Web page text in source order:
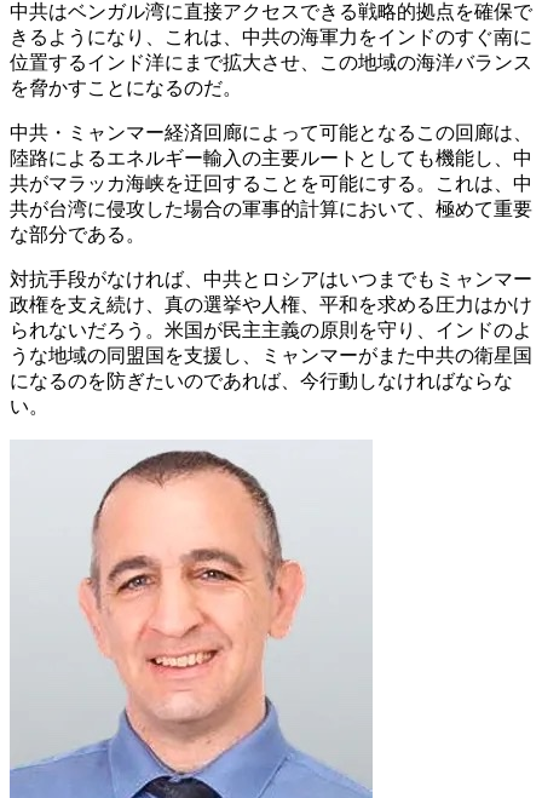
中共はベンガル湾に直接アクセスできる戦略的拠点を確保で
きるようになり、これは、中共の海軍力をインドのすぐ南に
位置するインド洋にまで拡大させ、この地域の海洋バランス
を脅かすことになるのだ。
中共・ミャンマー経済回廊によって可能となるこの回廊は、
陸路によるエネルギー輸入の主要ルートとしても機能し、中
共がマラッカ海峡を迂回することを可能にする。これは、中
共が台湾に侵攻した場合の軍事的計算において、極めて重要
な部分である。
対抗手段がなければ、中共とロシアはいつまでもミャンマー
政権を支え続け、真の選挙や人権、平和を求める圧力はかけ
られないだろう。米国が民主主義の原則を守り、インドのよ
うな地域の同盟国を支援し、ミャンマーがまた中共の衛星国
になるのを防ぎたいのであれば、今行動しなければならな
い。